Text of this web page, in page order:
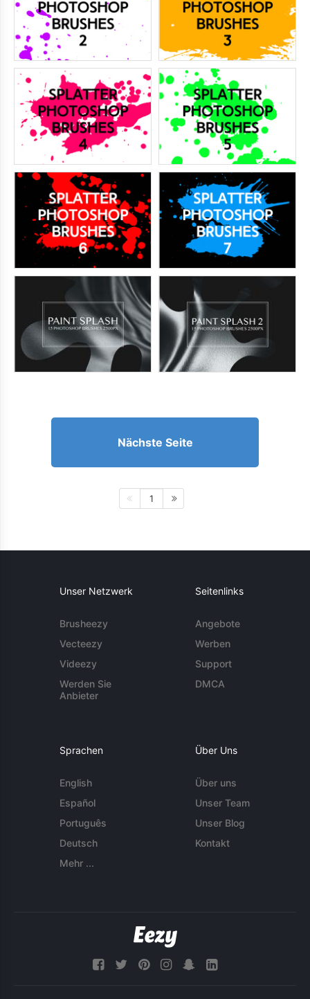
Nächste Seite
1
Unser Netzwerk
Brusheezy
Vecteezy
Videezy
Werden Sie
Anbieter
Seitenlinks
Angebote
Werben
Support
DMCA
Sprachen
English
Español
Português
Deutsch
Mehr ...
Über Uns
Über uns
Unser Team
Unser Blog
Kontakt